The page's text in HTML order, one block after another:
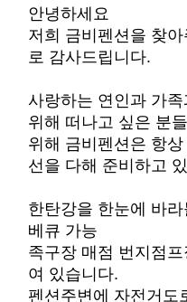
안녕하세요
저희 금비펜션을 찾
로 감사드립니다.
사랑하는 연인과 가
위해 떠나고 싶은 분
위해 금비펜션은 항
선을 다해 준비하고
한탄강을 한눈에 바
베큐 가능
족구장 매점 번지점
여 있습니다.
펜션주변에 자전거도